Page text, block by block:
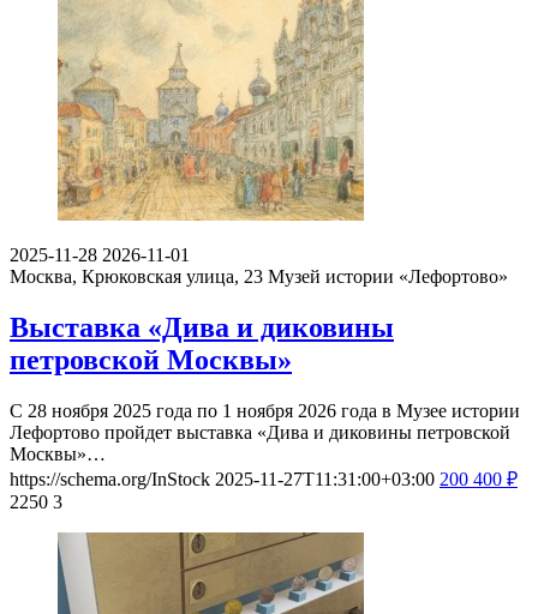
2025-11-28 2026-11-01
Москва, Крюковская улица, 23 Музей истории «Лефортово»
Выставка «Дива и диковины
петровской Москвы»
С 28 ноября 2025 года по 1 ноября 2026 года в Музее истории
Лефортово пройдет выставка «Дива и диковины петровской
Москвы»…
https://schema.org/InStock 2025-11-27T11:31:00+03:00 200 400 ₽
2250 3